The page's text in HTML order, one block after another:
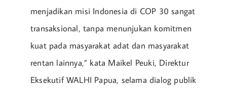
menjadikan misi Indonesia di COP 30 sangat
transaksional, tanpa menunjukan komitmen
kuat pada masyarakat adat dan masyarakat
rentan lainnya,” kata Maikel Peuki, Direktur
Eksekutif WALHI Papua, selama dialog publik